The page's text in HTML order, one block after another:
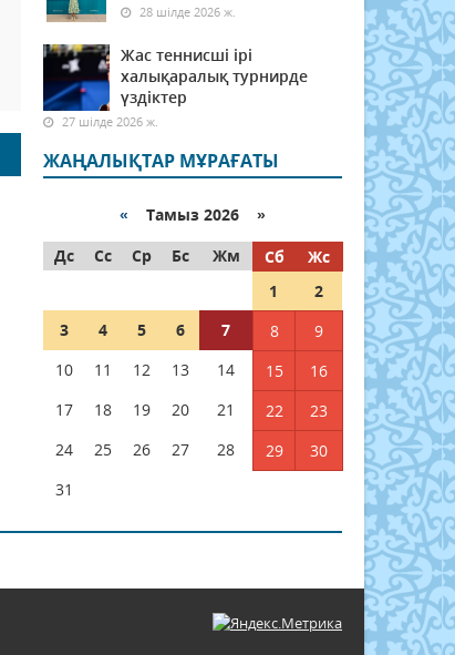
28 шілде 2026 ж.
Жас теннисші ірі
халықаралық турнирде
үздіктер
27 шілде 2026 ж.
ЖАҢАЛЫҚТАР МҰРАҒАТЫ
« Тамыз 2026 »
Дс
Сс Ср Бс Жм Сб
Жс
1
2
3
4 5 6 7 8
9
10
11 12 13 14 15
16
17
18 19 20 21 22
23
24
25 26 27 28 29
30
31